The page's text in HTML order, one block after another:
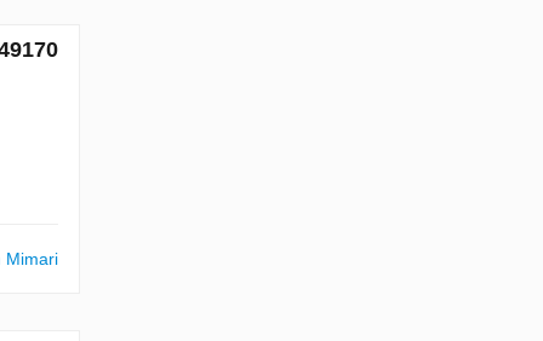
Mimari